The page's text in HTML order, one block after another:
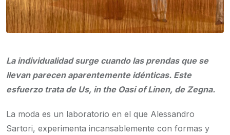
La individualidad surge cuando las prendas que se
llevan parecen aparentemente idénticas. Este
esfuerzo trata de Us, in the Oasi of Linen, de Zegna.
La moda es un laboratorio en el que Alessandro
Sartori, experimenta incansablemente con formas y